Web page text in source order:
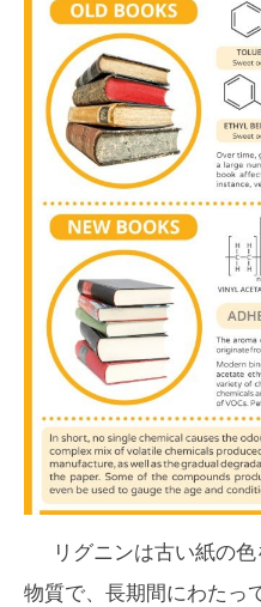
リグニンは古い紙の
物質で、長期間にわたっ